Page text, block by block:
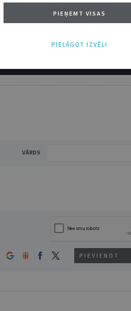
VĀRDS
PIEVIENOT
PIEŅEMT VISAS
PIELĀGOT IZVĒLI